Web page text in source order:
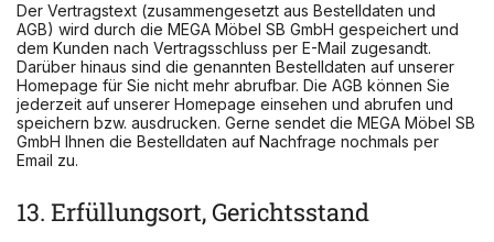
Der Vertragstext (zusammengesetzt aus Bestelldaten und
AGB) wird durch die MEGA Möbel SB GmbH gespeichert und
dem Kunden nach Vertragsschluss per E-Mail zugesandt.
Darüber hinaus sind die genannten Bestelldaten auf unserer
Homepage für Sie nicht mehr abrufbar. Die AGB können Sie
jederzeit auf unserer Homepage einsehen und abrufen und
speichern bzw. ausdrucken. Gerne sendet die MEGA Möbel SB
GmbH Ihnen die Bestelldaten auf Nachfrage nochmals per
Email zu.
13. Erfüllungsort, Gerichtsstand